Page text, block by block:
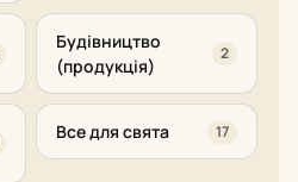
Будівництво
(продукція)
2
Все для свята 17